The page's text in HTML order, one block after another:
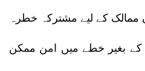
ممالک کے لیے مشترکہ خطرہ
کے بغیر خطے میں امن ممکن